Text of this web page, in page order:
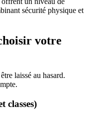
sécurité physique et
votre
laissé au hasard.
classes)